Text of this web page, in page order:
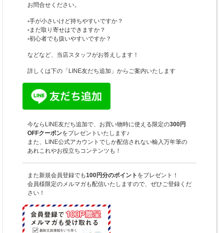
お問合せください。
◦手が小さいけど持ちやすいですか？
◦まだ取り寄せはできますか？
◦初心者でも扱いやすいですか？
などなど、当店スタッフがお答えします！
詳しくは下の「LINE友だち追加」からご案内いたします
今ならLINE友だち追加で、お買い物時に使える限定の300円
OFFクーポンをプレゼントいたします♪
また、LINE公式アカウントでしか配信されない輸入万年筆の
あれこれやお役立ちコンテンツも！
また新規会員登録でも100円分のポイント をプレゼント！
会員様限定のメルマガも配信いたしますので、ぜひご登録くだ
さい！